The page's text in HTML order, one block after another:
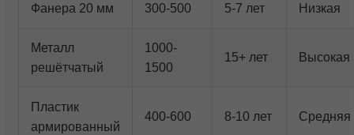
Фанера 20 мм 300-500 5-7 лет Низкая
Металл
решётчатый
1000-
1500
15+ лет Высокая
Пластик
армированный
400-600 8-10 лет Средняя